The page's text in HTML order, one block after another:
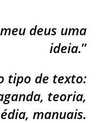
deus uma
ideia.”
tipo de texto:
teoria,
manuais.